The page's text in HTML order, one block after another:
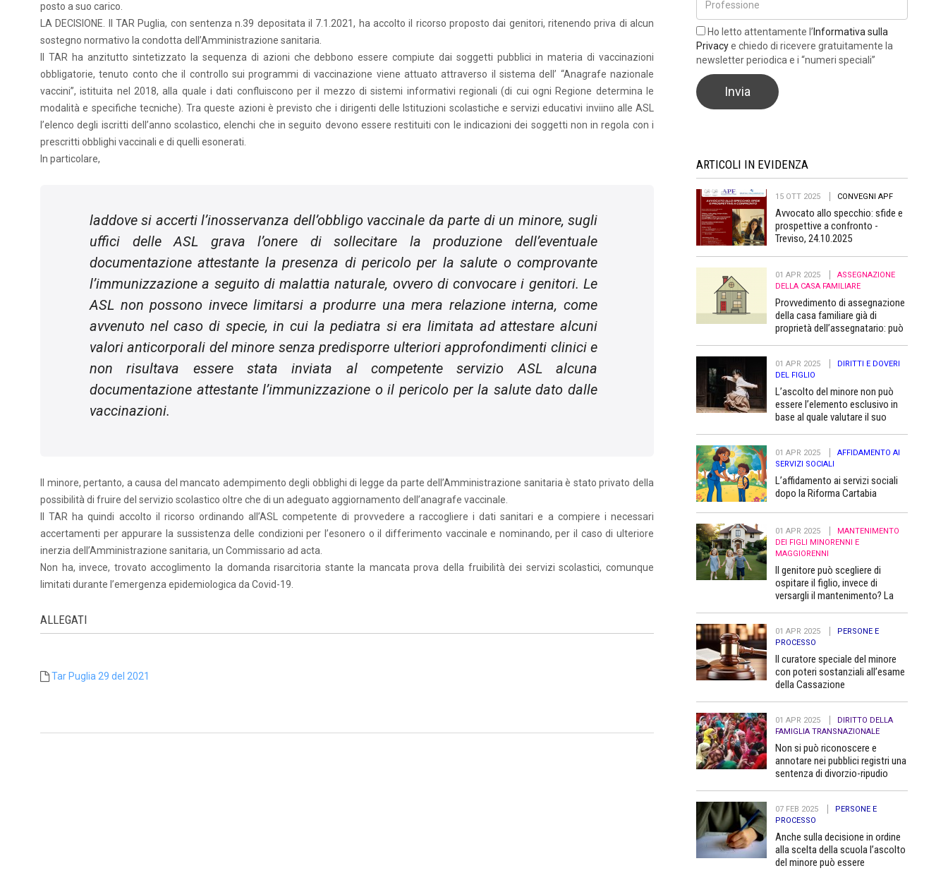
posto a suo carico.
LA DECISIONE. Il TAR Puglia, con sentenza n.39 depositata il 7.1.2021, ha accolto il ricorso proposto dai genitori, ritenendo priva di alcun
sostegno normativo la condotta dell’Amministrazione sanitaria.
Il TAR ha anzitutto sintetizzato la sequenza di azioni che debbono essere compiute dai soggetti pubblici in materia di vaccinazioni
obbligatorie, tenuto conto che il controllo sui programmi di vaccinazione viene attuato attraverso il sistema dell’ “Anagrafe nazionale
vaccini”, istituita nel 2018, alla quale i dati confluiscono per il mezzo di sistemi informativi regionali (di cui ogni Regione determina le
modalità e specifiche tecniche). Tra queste azioni è previsto che i dirigenti delle Istituzioni scolastiche e servizi educativi inviino alle ASL
l’elenco degli iscritti dell’anno scolastico, elenchi che in seguito devono essere restituiti con le indicazioni dei soggetti non in regola con i
prescritti obblighi vaccinali e di quelli esonerati.
In particolare,
laddove si accerti l’inosservanza dell’obbligo vaccinale da parte di un minore, sugli
uffici delle ASL grava l’onere di sollecitare la produzione dell’eventuale
documentazione attestante la presenza di pericolo per la salute o comprovante
l’immunizzazione a seguito di malattia naturale, ovvero di convocare i genitori. Le
ASL non possono invece limitarsi a produrre una mera relazione interna, come
avvenuto nel caso di specie, in cui la pediatra si era limitata ad attestare alcuni
valori anticorporali del minore senza predisporre ulteriori approfondimenti clinici e
non risultava essere stata inviata al competente servizio ASL alcuna
documentazione attestante l’immunizzazione o il pericolo per la salute dato dalle
vaccinazioni.
Il minore, pertanto, a causa del mancato adempimento degli obblighi di legge da parte dell’Amministrazione sanitaria è stato privato della
possibilità di fruire del servizio scolastico oltre che di un adeguato aggiornamento dell’anagrafe vaccinale.
Il TAR ha quindi accolto il ricorso ordinando all’ASL competente di provvedere a raccogliere i dati sanitari e a compiere i necessari
accertamenti per appurare la sussistenza delle condizioni per l’esonero o il differimento vaccinale e nominando, per il caso di ulteriore
inerzia dell’Amministrazione sanitaria, un Commissario ad acta.
Non ha, invece, trovato accoglimento la domanda risarcitoria stante la mancata prova della fruibilità dei servizi scolastici, comunque
limitati durante l’emergenza epidemiologica da Covid-19.
ALLEGATI
Tar Puglia 29 del 2021
Ho letto attentamente l’ Informativa sulla
Privacye chiedo di ricevere gratuitamente la
newsletter periodica e i “numeri speciali”
ARTICOLI IN EVIDENZA
15 OTT 2025 CONVEGNI APF
Avvocato allo specchio: sfide e
prospettive a confronto -
Treviso, 24.10.2025
01 APR 2025
ASSEGNAZIONE
DELLA CASA FAMILIARE
Provvedimento di assegnazione
della casa familiare già di
proprietà dell’assegnatario: può
01 APR 2025
DIRITTI E DOVERI
DEL FIGLIO
L’ascolto del minore non può
essere l’elemento esclusivo in
base al quale valutare il suo
01 APR 2025
AFFIDAMENTO AI
SERVIZI SOCIALI
L’affidamento ai servizi sociali
dopo la Riforma Cartabia
01 APR 2025
MANTENIMENTO
DEI FIGLI MINORENNI E
MAGGIORENNI
Il genitore può scegliere di
ospitare il figlio, invece di
versargli il mantenimento? La
01 APR 2025
PERSONE E
PROCESSO
Il curatore speciale del minore
con poteri sostanziali all’esame
della Cassazione
01 APR 2025
DIRITTO DELLA
FAMIGLIA TRANSNAZIONALE
Non si può riconoscere e
annotare nei pubblici registri una
sentenza di divorzio-ripudio
pubblico
07 FEB 2025
PERSONE E
PROCESSO
Anche sulla decisione in ordine
alla scelta della scuola l’ascolto
del minore può essere